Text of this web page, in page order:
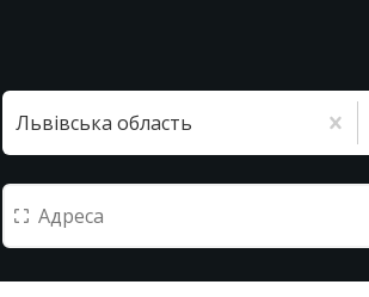
Львівська область